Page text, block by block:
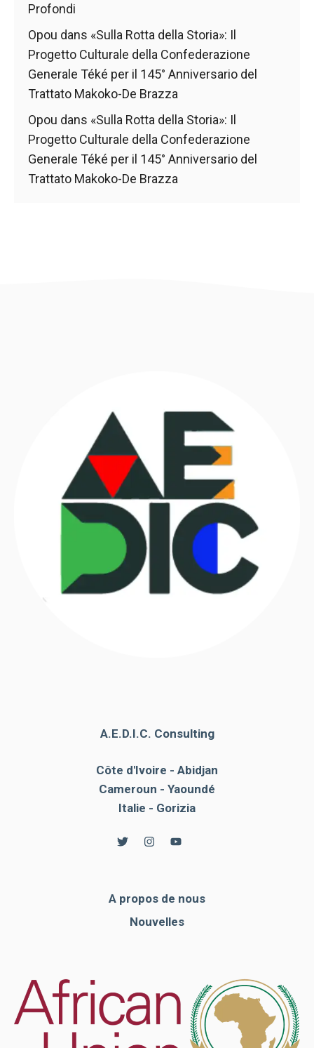
Profondi
Opou dans «Sulla Rotta della Storia»: Il
Progetto Culturale della Confederazione
Generale Téké per il 145° Anniversario del
Trattato Makoko-De Brazza
Opou dans «Sulla Rotta della Storia»: Il
Progetto Culturale della Confederazione
Generale Téké per il 145° Anniversario del
Trattato Makoko-De Brazza
A.E.D.I.C. Consulting
Côte d'Ivoire - Abidjan
Cameroun - Yaoundé
Italie - Gorizia
A propos de nous
Nouvelles